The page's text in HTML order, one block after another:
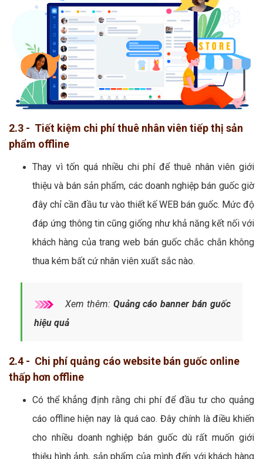
2.3 - Tiết kiệm chi phí thuê nhân viên tiếp thị sản
phẩm offline
Thay vì tốn quá nhiều chi phí để thuê nhân viên giới
thiệu và bán sản phẩm, các doanh nghiệp bán guốc giờ
đây chỉ cần đầu tư vào thiết kế WEB bán guốc. Mức độ
đáp ứng thông tin cũng giống như khả năng kết nối với
khách hàng của trang web bán guốc chắc chắn không
thua kém bất cứ nhân viên xuất sắc nào.
Xem thêm: Quảng cáo banner bán guốc
hiệu quả
2.4 - Chi phí quảng cáo website bán guốc online
thấp hơn offline
Có thể khẳng định rằng chi phí để đầu tư cho quảng
cáo offline hiện nay là quá cao. Đây chính là điều khiến
cho nhiều doanh nghiệp bán guốc dù rất muốn giới
thiệu hình ảnh, sản phẩm của mình đến với khách hàng